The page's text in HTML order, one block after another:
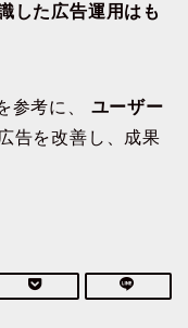
した広告運用はも
参考に、 ユーザー
告を改善し、成果